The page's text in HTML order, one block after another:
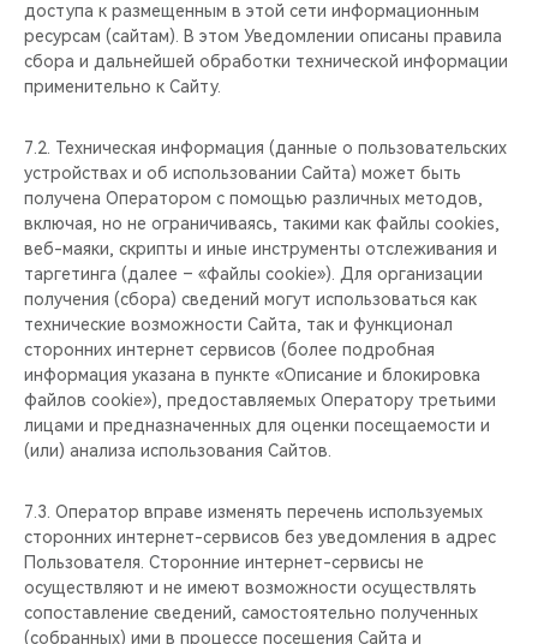
доступа к размещенным в этой сети информационным
ресурсам (сайтам). В этом Уведомлении описаны правила
сбора и дальнейшей обработки технической информации
применительно к Сайту.
7.2. Техническая информация (данные о пользовательских
устройствах и об использовании Сайта) может быть
получена Оператором с помощью различных методов,
включая, но не ограничиваясь, такими как файлы cookies,
веб-маяки, скрипты и иные инструменты отслеживания и
таргетинга (далее – «файлы cookie»). Для организации
получения (сбора) сведений могут использоваться как
технические возможности Сайта, так и функционал
сторонних интернет сервисов (более подробная
информация указана в пункте «Описание и блокировка
файлов cookie»), предоставляемых Оператору третьими
лицами и предназначенных для оценки посещаемости и
(или) анализа использования Сайтов.
7.3. Оператор вправе изменять перечень используемых
сторонних интернет-сервисов без уведомления в адрес
Пользователя. Сторонние интернет-сервисы не
осуществляют и не имеют возможности осуществлять
сопоставление сведений, самостоятельно полученных
(собранных) ими в процессе посещения Сайта и